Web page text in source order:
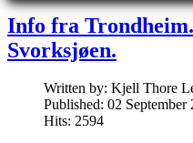
Info fra
Svorksjøen.
Written by: Kjell Thore
Published: 02 September
Hits: 2594